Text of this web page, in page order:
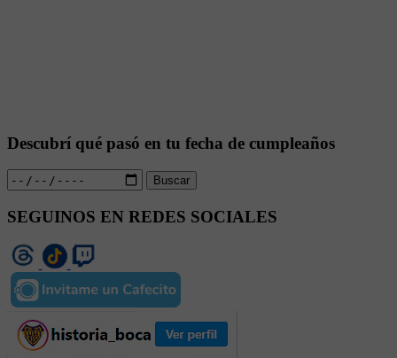
Descubrí qué pasó en tu fecha de cumpleaños
Buscar
SEGUINOS EN REDES SOCIALES